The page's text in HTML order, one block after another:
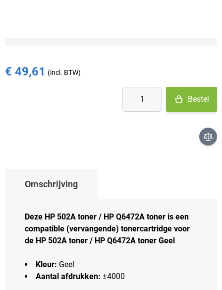
€ 49,61
Aantal
Bestel
Omschrijving
Deze HP 502A toner / HP Q6472A toner is een
compatible (vervangende) tonercartridge voor
de HP 502A toner / HP Q6472A toner Geel
Kleur: Geel
Aantal afdrukken: ±4000